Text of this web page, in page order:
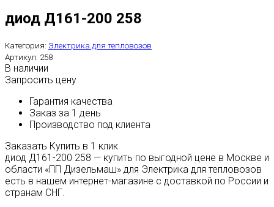
диод Д161-200 258
Категория: Электрика для тепловозов
Артикул: 258
В наличии
Запросить цену
Гарантия качества
Заказ за 1 день
Производство под клиента
Заказать Купить в 1 клик
диод Д161-200 258 — купить по выгодной цене в Москве и
области «ПП Дизельмаш» для Электрика для тепловозов
есть в нашем интернет-магазине с доставкой по России и
странам СНГ.